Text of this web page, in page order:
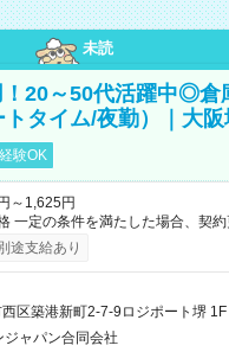
未読
20～50代活躍中◎倉
タイム/夜勤）｜大
験OK
～1,625円
一定の条件を満たした場合、契
す。 ■正社員登用制度あり ※月末締/翌
い ※時間外手当、別途支給 ※深夜
安定して働けます！ 【試用期間】試用期間
間の長さ：1週間 雇用形態、給与は
途支給あり
区築港新町2-7-9ロジポート堺 1F
ジャパン合同会社